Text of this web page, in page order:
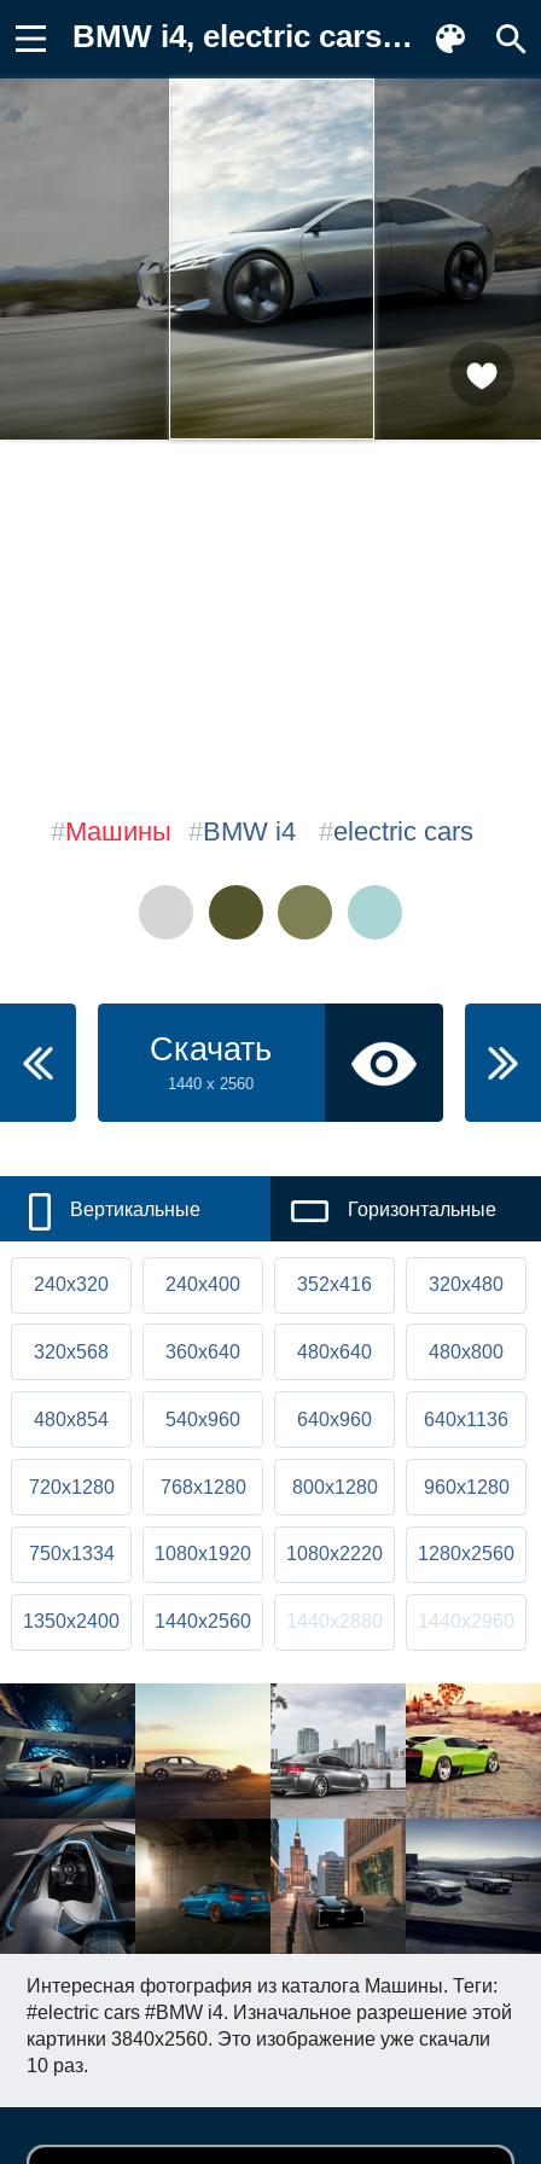
BMW i4, electric cars Обои для телефона
Интересная фотография из каталога Машины. Теги:
#electric cars #BMW i4. Изначальное разрешение этой
картинки 3840x2560. Это изображение уже скачали
10 раз.
#Машины #BMW i4 #electric cars
Скачать
1440 x 2560
Вертикальные Горизонтальные
240x320 240x400 352x416 320x480
320x568 360x640 480x640 480x800
480x854 540x960 640x960 640x1136
720x1280 768x1280 800x1280 960x1280
750x1334 1080x1920 1080x2220 1280x2560
1350x2400 1440x2560 1440x2880 1440x2960